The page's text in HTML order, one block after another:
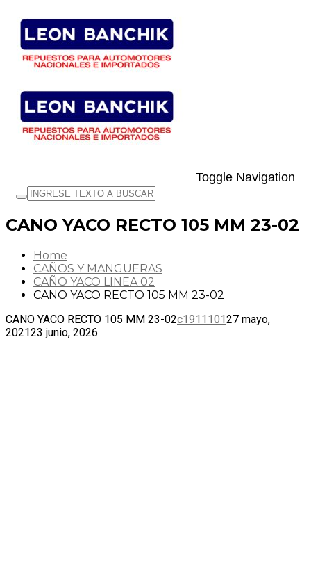
Toggle Navigation
CANO YACO RECTO 105 MM 23-02
Home
CAÑOS Y MANGUERAS
CAÑO YACO LINEA 02
CANO YACO RECTO 105 MM 23-02
CANO YACO RECTO 105 MM 23-02c191110127 mayo,
202123 junio, 2026